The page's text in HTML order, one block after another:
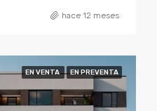
hace 12 meses
EN VENTA EN PREVENTA